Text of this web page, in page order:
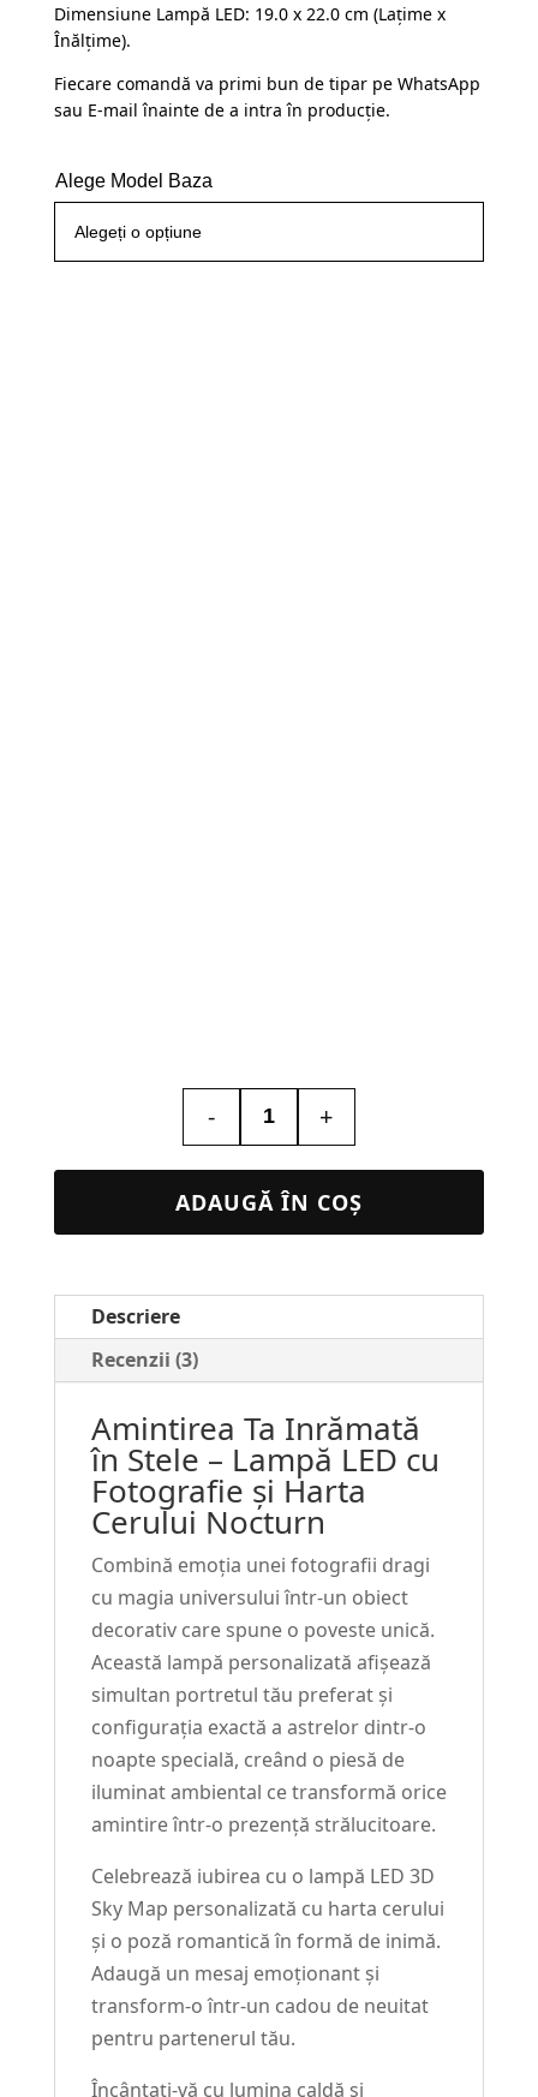
Dimensiune Lampă LED: 19.0 x 22.0 cm (Lațime x
Înălțime).
Fiecare comandă va primi bun de tipar pe WhatsApp
sau E-mail înainte de a intra în producție.
Alege Model Baza
-
Cantitate
3D
Poza
Map
#113
+
ADAUGĂ ÎN COȘ
Descriere
Recenzii (3)
Amintirea Ta Inrămată
în Stele – Lampă LED cu
Fotografie și Harta
Cerului Nocturn
Combină emoția unei fotografii dragi
cu magia universului într-un obiect
decorativ care spune o poveste unică.
Această lampă personalizată afișează
simultan portretul tău preferat și
configurația exactă a astrelor dintr-o
noapte specială, creând o piesă de
iluminat ambiental ce transformă orice
amintire într-o prezență strălucitoare.
Celebrează iubirea cu o lampă LED 3D
Sky Map personalizată cu harta cerului
și o poză romantică în formă de inimă.
Adaugă un mesaj emoționant și
transform-o într-un cadou de neuitat
pentru partenerul tău.
Încântați-vă cu lumina caldă și